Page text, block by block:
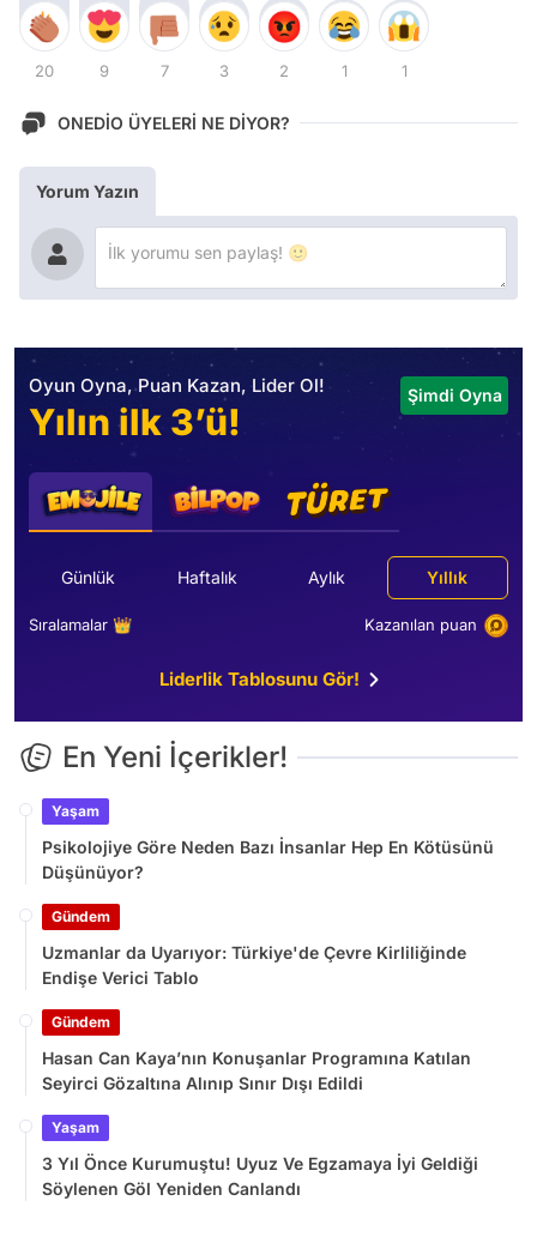
20 9 7 3 2 1 1
ONEDİO ÜYELERİ NE DİYOR?
Yorum Yazın
Oyun Oyna, Puan Kazan, Lider Ol!
Yılın ilk 3’ü!
Şimdi Oyna
Günlük Haftalık Aylık Yıllık
Sıralamalar 👑 Kazanılan puan
Liderlik Tablosunu Gör!
En Yeni İçerikler!
Yaşam
Psikolojiye Göre Neden Bazı İnsanlar Hep En Kötüsünü
Düşünüyor?
Gündem
Uzmanlar da Uyarıyor: Türkiye'de Çevre Kirliliğinde
Endişe Verici Tablo
Gündem
Hasan Can Kaya’nın Konuşanlar Programına Katılan
Seyirci Gözaltına Alınıp Sınır Dışı Edildi
Yaşam
3 Yıl Önce Kurumuştu! Uyuz Ve Egzamaya İyi Geldiği
Söylenen Göl Yeniden Canlandı